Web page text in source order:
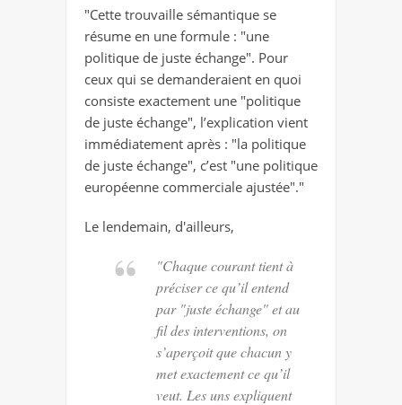
"Cette trouvaille sémantique se
résume en une formule : "une
politique de juste échange". Pour
ceux qui se demanderaient en quoi
consiste exactement une "politique
de juste échange", l’explication vient
immédiatement après : "la politique
de juste échange", c’est "une politique
européenne commerciale ajustée"."
Le lendemain, d'ailleurs,
"Chaque courant tient à
préciser ce qu’il entend
par "juste échange" et au
fil des interventions, on
s’aperçoit que chacun y
met exactement ce qu’il
veut. Les uns expliquent